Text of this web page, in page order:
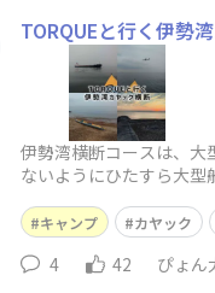
TORQUEと行く伊勢
伊勢湾横断コースは、大
ないようにひたすら大
キャンプ カヤック
4 42 ぴょん